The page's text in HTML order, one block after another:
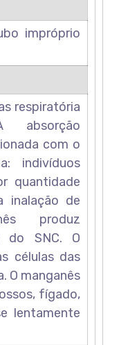
impróprio
respiratória
absorção
com o
indivíduos
quantidade
inalação de
produz
do SNC. O
células das
O manganês
fígado,
lentamente